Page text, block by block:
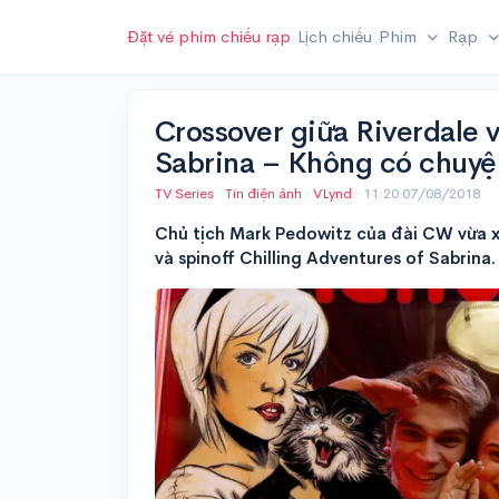
Đặt vé phim chiếu rạp Lịch chiếu Phim Rạp
Crossover giữa Riverdale
Sabrina – Không có
TV Series · Tin điện ảnh · VLynd · 11:20 07/08/2018
Chủ tịch Mark Pedowitz của đài CW vừa
và spinoff Chilling Adventures of Sabrina.